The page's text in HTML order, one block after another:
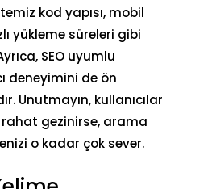
kod yapısı, mobil
yükleme süreleri gibi
SEO uyumlu
deneyimini de ön
Unutmayın, kullanıcılar
gezinirse, arama
o kadar çok sever.